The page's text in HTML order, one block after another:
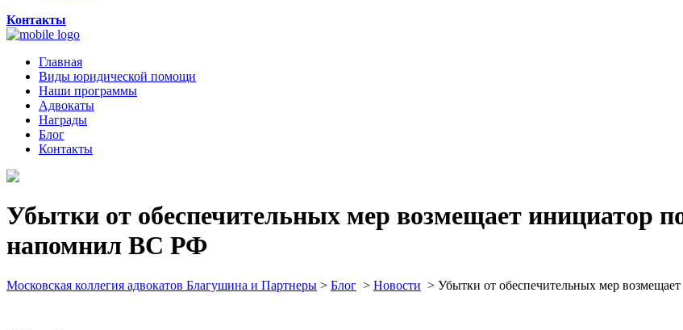
Контакты
Главная
Виды юридической помощи
Наши программы
Адвокаты
Награды
Блог
Контакты
Убытки от обеспечительных мер возмещает инициатор
напомнил ВС РФ
Московская коллегия адвокатов Благушина и Партнеры > Блог > Новости > Убытки от обеспечительных мер